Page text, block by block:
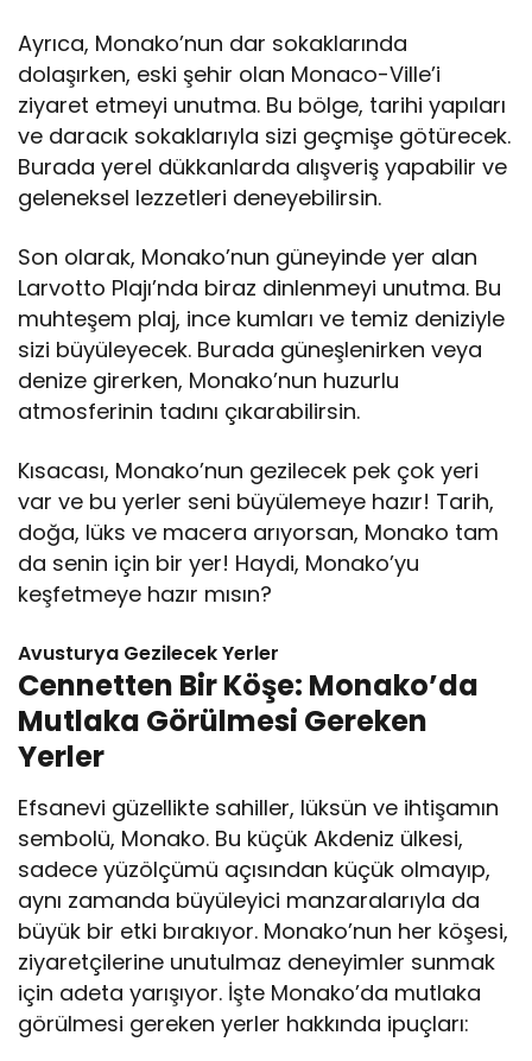
Ayrıca, Monako’nun dar sokaklarında
dolaşırken, eski şehir olan Monaco-Ville’i
ziyaret etmeyi unutma. Bu bölge, tarihi yapıları
ve daracık sokaklarıyla sizi geçmişe götürecek.
Burada yerel dükkanlarda alışveriş yapabilir ve
geleneksel lezzetleri deneyebilirsin.
Son olarak, Monako’nun güneyinde yer alan
Larvotto Plajı’nda biraz dinlenmeyi unutma. Bu
muhteşem plaj, ince kumları ve temiz deniziyle
sizi büyüleyecek. Burada güneşlenirken veya
denize girerken, Monako’nun huzurlu
atmosferinin tadını çıkarabilirsin.
Kısacası, Monako’nun gezilecek pek çok yeri
var ve bu yerler seni büyülemeye hazır! Tarih,
doğa, lüks ve macera arıyorsan, Monako tam
da senin için bir yer! Haydi, Monako’yu
keşfetmeye hazır mısın?
Avusturya Gezilecek Yerler
Cennetten Bir Köşe: Monako’da
Mutlaka Görülmesi Gereken
Yerler
Efsanevi güzellikte sahiller, lüksün ve ihtişamın
sembolü, Monako. Bu küçük Akdeniz ülkesi,
sadece yüzölçümü açısından küçük olmayıp,
aynı zamanda büyüleyici manzaralarıyla da
büyük bir etki bırakıyor. Monako’nun her köşesi,
ziyaretçilerine unutulmaz deneyimler sunmak
için adeta yarışıyor. İşte Monako’da mutlaka
görülmesi gereken yerler hakkında ipuçları: